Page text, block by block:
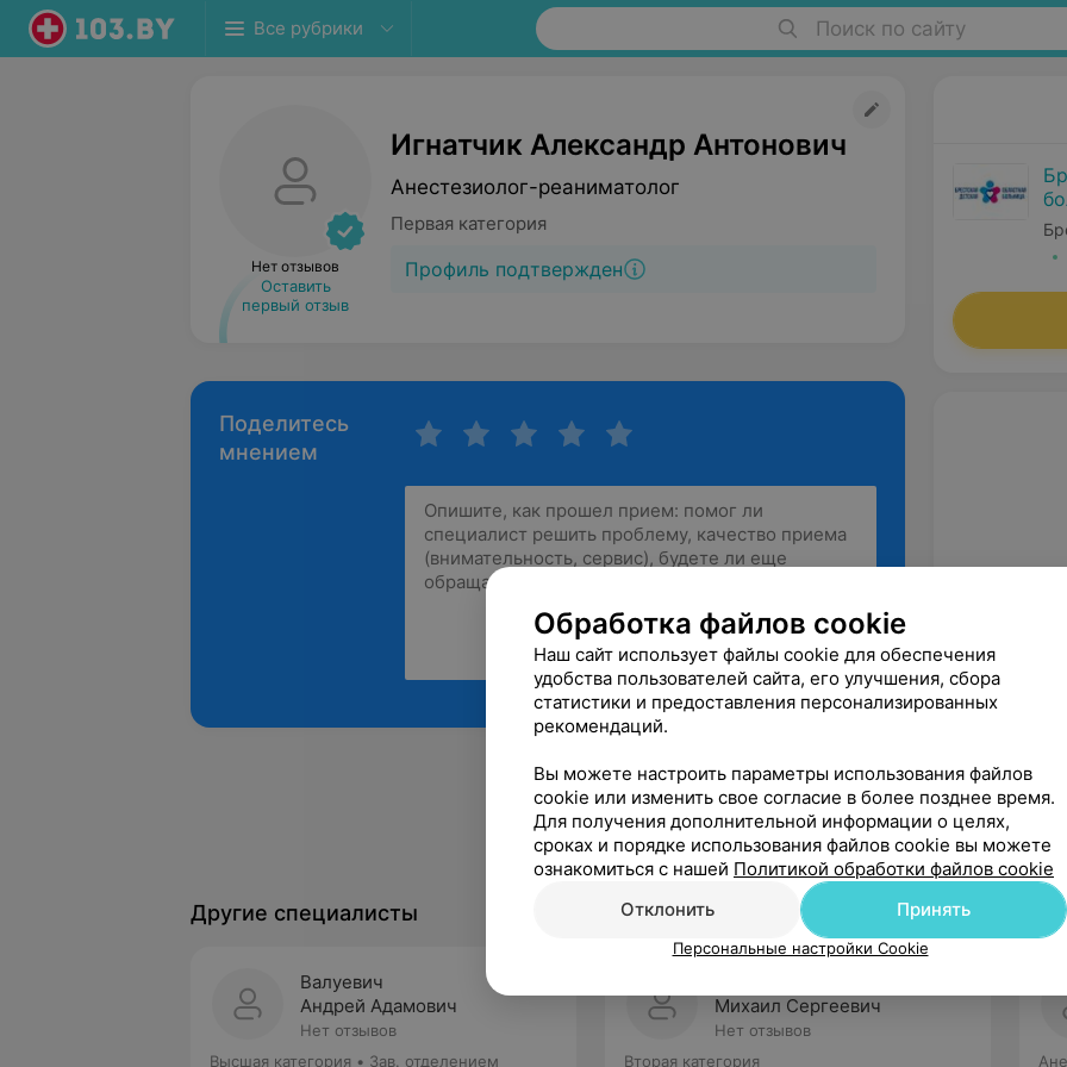
Все рубрики Поиск по сайту
Нет отзывов
Оставить
первый отзыв
Игнатчик Александр Антонович
Анестезиолог-реаниматолог
Первая категория
Профиль подтвержден
Поделитесь
мнением
Рекомендую
Другие специалисты
Валуевич
Андрей Адамович
Нет отзывов
Высшая категория • Зав. отделением
Михаил Сергеевич
Нет отзывов
Вторая категория
Обработка файлов cookie
Наш сайт использует файлы cookie для обеспечения
удобства пользователей сайта, его улучшения, сбора
статистики и предоставления персонализированных
рекомендаций.
Вы можете настроить параметры использования файлов
cookie или изменить свое согласие в более позднее время.
Для получения дополнительной информации о целях,
сроках и порядке использования файлов cookie вы можете
ознакомиться с нашей Политикой обработки файлов cookie
Отклонить
Принять
Персональные настройки Cookie